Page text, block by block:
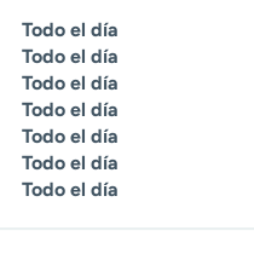
Todo el día
Todo el día
Todo el día
Todo el día
Todo el día
Todo el día
Todo el día